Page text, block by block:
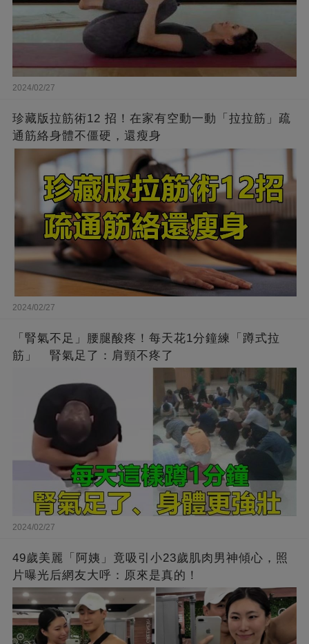
2024/02/27
珍藏版拉筋術12 招！在家有空動一動「拉拉筋」疏
通筋絡身體不僵硬，還瘦身
2024/02/27
「腎氣不足」腰腿酸疼！每天花1分鐘練「蹲式拉
筋」 腎氣足了：肩頸不疼了
2024/02/27
49歲美麗「阿姨」竟吸引小23歲肌肉男神傾心，照
片曝光后網友大呼：原來是真的！